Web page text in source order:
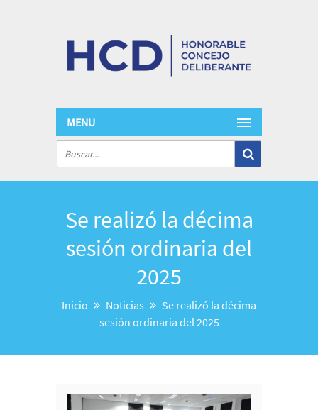
MENU
Se realizó la décima
sesión ordinaria del
2025
Inicio Noticias
Se realizó la décima
sesión ordinaria del 2025